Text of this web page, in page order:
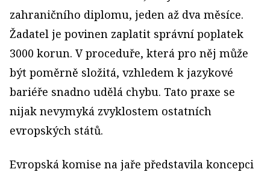
zahraničního diplomu, jeden až dva měsíce.
Žadatel je povinen zaplatit správní poplatek
3000 korun. V proceduře, která pro něj může
být poměrně složitá, vzhledem k jazykové
bariéře snadno udělá chybu. Tato praxe se
nijak nevymyká zvyklostem ostatních
evropských států.
Evropská komise na jaře představila koncepci